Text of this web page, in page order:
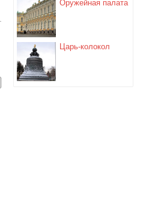
Оружейная палата
Царь-колокол